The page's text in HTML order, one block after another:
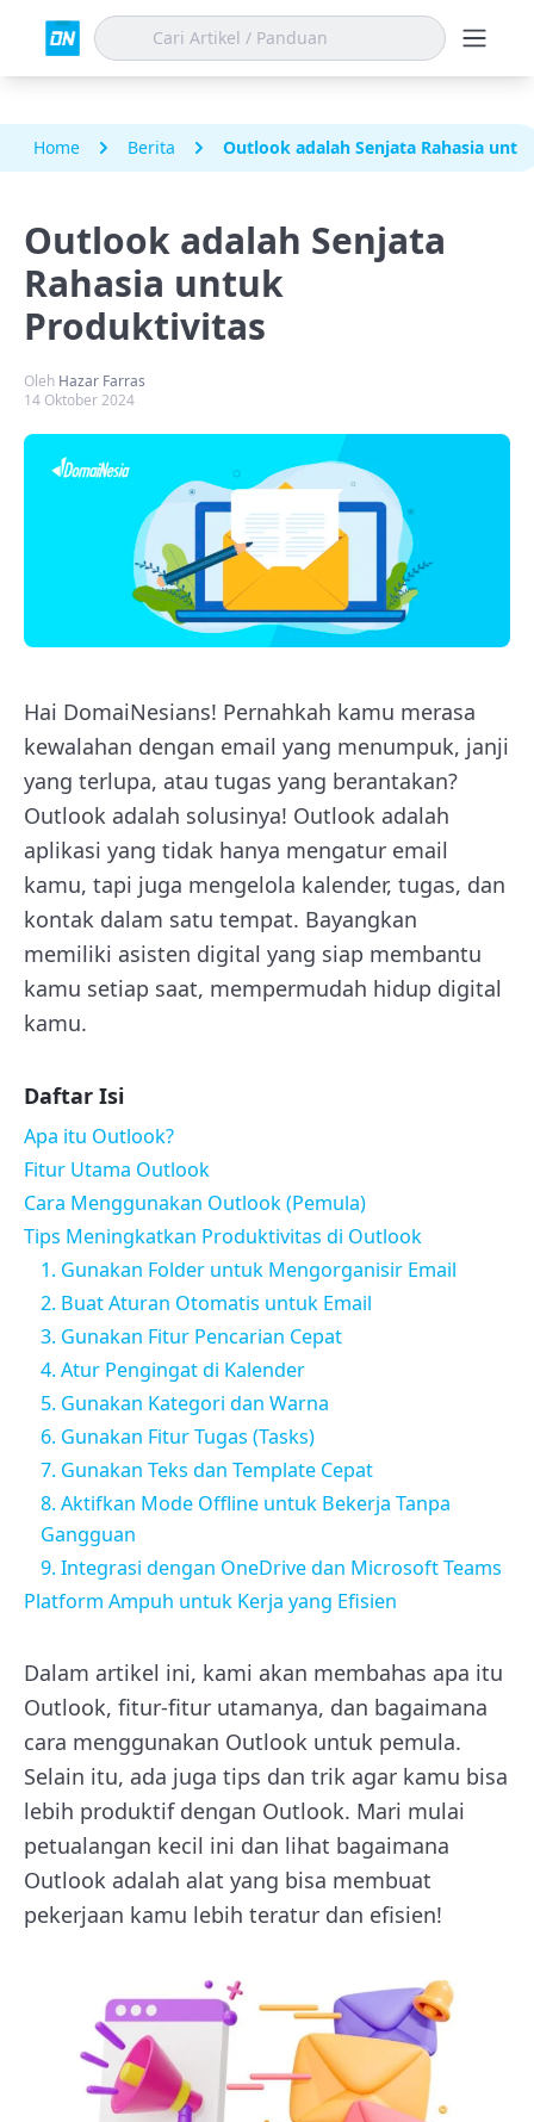
Home Berita Outlook adalah Senjata Rahasia
Outlook adalah Senjata
Rahasia untuk
Produktivitas
Oleh Hazar Farras
14 Oktober 2024
Hai DomaiNesians! Pernahkah kamu merasa
kewalahan dengan email yang menumpuk, janji
yang terlupa, atau tugas yang berantakan?
Outlook adalah solusinya! Outlook adalah
aplikasi yang tidak hanya mengatur email
kamu, tapi juga mengelola kalender, tugas, dan
kontak dalam satu tempat. Bayangkan
memiliki asisten digital yang siap membantu
kamu setiap saat, mempermudah hidup digital
kamu.
Daftar Isi
Apa itu Outlook?
Fitur Utama Outlook
Cara Menggunakan Outlook (Pemula)
Tips Meningkatkan Produktivitas di Outlook
1. Gunakan Folder untuk Mengorganisir Email
2. Buat Aturan Otomatis untuk Email
3. Gunakan Fitur Pencarian Cepat
4. Atur Pengingat di Kalender
5. Gunakan Kategori dan Warna
6. Gunakan Fitur Tugas (Tasks)
7. Gunakan Teks dan Template Cepat
8. Aktifkan Mode Offline untuk Bekerja Tanpa
Gangguan
9. Integrasi dengan OneDrive dan Microsoft Teams
Platform Ampuh untuk Kerja yang Efisien
Dalam artikel ini, kami akan membahas apa itu
Outlook, fitur-fitur utamanya, dan bagaimana
cara menggunakan Outlook untuk pemula.
Selain itu, ada juga tips dan trik agar kamu bisa
lebih produktif dengan Outlook. Mari mulai
petualangan kecil ini dan lihat bagaimana
Outlook adalah alat yang bisa membuat
pekerjaan kamu lebih teratur dan efisien!